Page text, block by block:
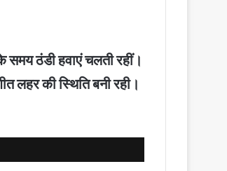
समय ठंडी हवाएं चलती रहीं।
लहर की स्थिति बनी रही।